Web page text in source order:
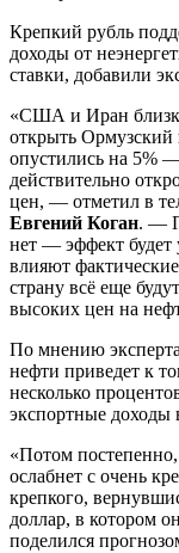
Крепкий рубль
доходы от
ставки, добавили
«США и Иран
открыть
опустились на 5%
действительно
цен, — отметил в
Евгений Коган. —
нет — эффект
влияют
страну всё еще
высоких цен на
По мнению
нефти приведет к
несколько
экспортные доходы
«Потом
ослабнет с очень
крепкого,
доллар, в котором
поделился